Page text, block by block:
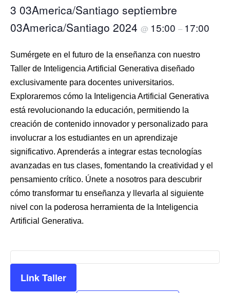
3 03America/Santiago septiembre
03America/Santiago 2024 @ 15:00 – 17:00
Sumérgete en el futuro de la enseñanza con nuestro
Taller de Inteligencia Artificial Generativa diseñado
exclusivamente para docentes universitarios.
Exploraremos cómo la Inteligencia Artificial Generativa
está revolucionando la educación, permitiendo la
creación de contenido innovador y personalizado para
involucrar a los estudiantes en un aprendizaje
significativo. Aprenderás a integrar estas tecnologías
avanzadas en tus clases, fomentando la creatividad y el
pensamiento crítico. Únete a nosotros para descubrir
cómo transformar tu enseñanza y llevarla al siguiente
nivel con la poderosa herramienta de la Inteligencia
Artificial Generativa.
Link Taller